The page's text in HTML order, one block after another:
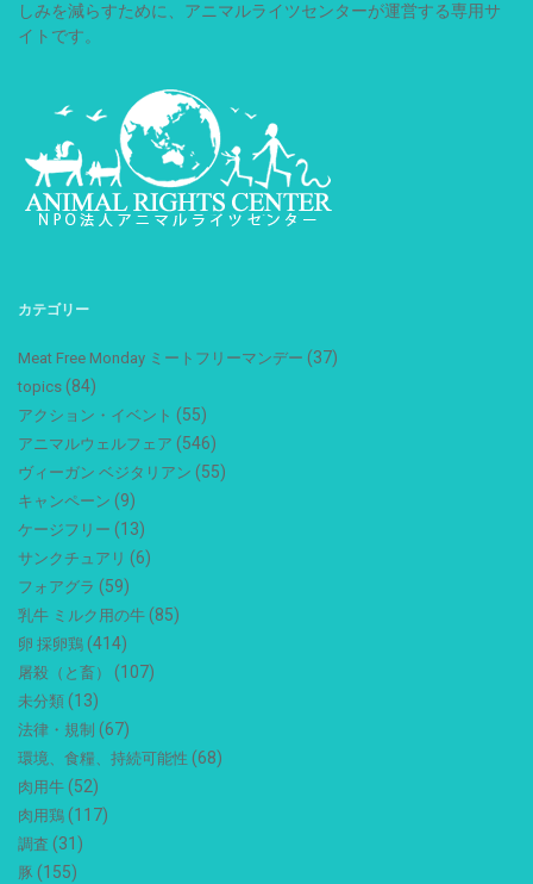
しみを減らすために、アニマルライツセンターが運営する専用サ
イトです。
カテゴリー
Meat Free Monday ミートフリーマンデー (37)
topics (84)
アクション・イベント (55)
アニマルウェルフェア (546)
ヴィーガン ベジタリアン (55)
キャンペーン (9)
ケージフリー (13)
サンクチュアリ (6)
フォアグラ (59)
乳牛 ミルク用の牛 (85)
卵 採卵鶏 (414)
屠殺（と畜） (107)
未分類 (13)
法律・規制 (67)
環境、食糧、持続可能性 (68)
肉用牛 (52)
肉用鶏 (117)
調査 (31)
豚 (155)